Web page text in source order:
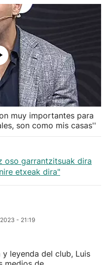
muy importantes para
son como mis casas''
oso garrantzitsuak dira
etxeak dira"
- 21:19
leyenda del club, Luis